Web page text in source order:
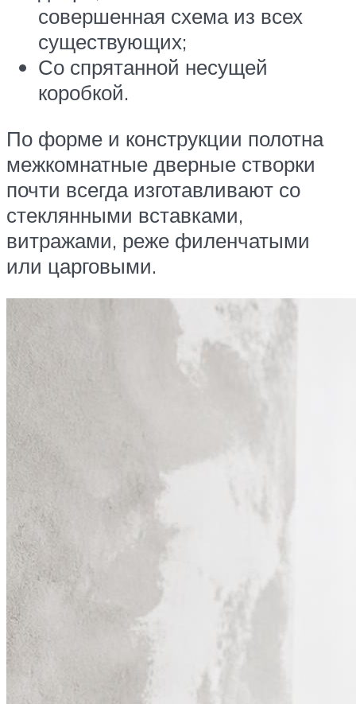
совершенная схема из всех
существующих;
Со спрятанной несущей
коробкой.
По форме и конструкции полотна
межкомнатные дверные створки
почти всегда изготавливают со
стеклянными вставками,
витражами, реже филенчатыми
или царговыми.